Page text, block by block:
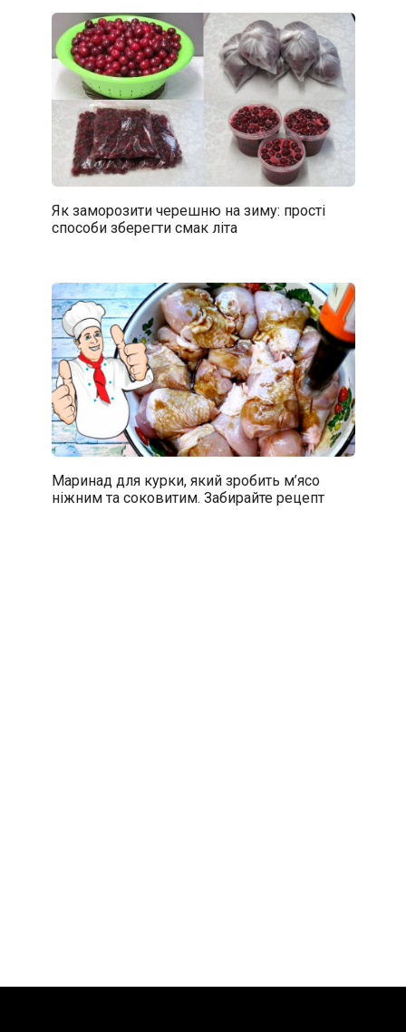
Як заморозити черешню на зиму: прості
способи зберегти смак літа
Маринад для курки, який зробить м’ясо
ніжним та соковитим. Забирайте рецепт